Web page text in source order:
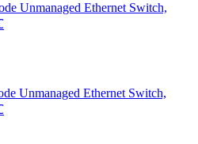
Unmanaged Ethernet Switch,
Unmanaged Ethernet Switch,